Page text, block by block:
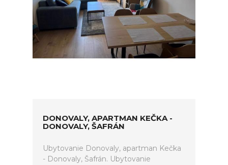
DONOVALY, APARTMAN KEČKA -
DONOVALY, ŠAFRÁN
Ubytovanie Donovaly, apartman Kečka
- Donovaly, Šafrán. Ubytovanie